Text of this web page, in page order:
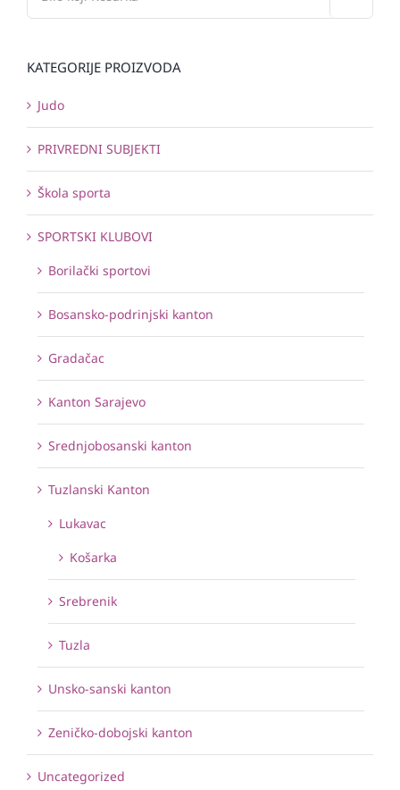
KATEGORIJE PROIZVODA
Judo
PRIVREDNI SUBJEKTI
Škola sporta
SPORTSKI KLUBOVI
Borilački sportovi
Bosansko-podrinjski kanton
Gradačac
Kanton Sarajevo
Srednjobosanski kanton
Tuzlanski Kanton
Lukavac
Košarka
Srebrenik
Tuzla
Unsko-sanski kanton
Zeničko-dobojski kanton
Uncategorized